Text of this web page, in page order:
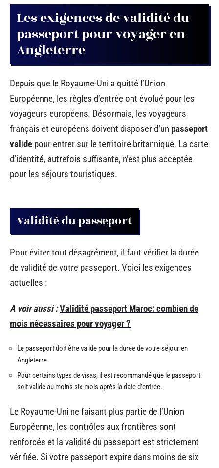
Les exigences de validité du
passeport pour voyager en
Angleterre
Depuis que le Royaume-Uni a quitté l’Union
Européenne, les règles d’entrée ont évolué pour les
voyageurs européens. Désormais, les voyageurs
français et européens doivent disposer d’un passeport
valide pour entrer sur le territoire britannique. La carte
d’identité, autrefois suffisante, n’est plus acceptée
pour les séjours touristiques.
Validité du passeport
Pour éviter tout désagrément, il faut vérifier la durée
de validité de votre passeport. Voici les exigences
actuelles :
A voir aussi :Validité passeport Maroc: combien de
mois nécessaires pour voyager ?
Le passeport doit être valide pour la durée de votre séjour en
Angleterre.
Pour certains types de visas, il est recommandé que le passeport
soit valide au moins six mois après la date d’entrée.
Le Royaume-Uni ne faisant plus partie de l’Union
Européenne, les contrôles aux frontières sont
renforcés et la validité du passeport est strictement
vérifiée. Si votre passeport expire dans moins de six